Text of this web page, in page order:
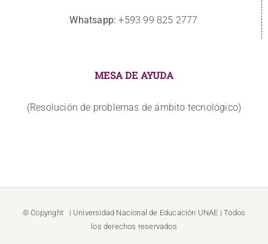
Whatsapp: +593 99 825 2777
MESA DE AYUDA
(Resolución de problemas de ámbito tecnológico)
© Copyright | Universidad Nacional de Educación UNAE | Todos
los derechos reservados